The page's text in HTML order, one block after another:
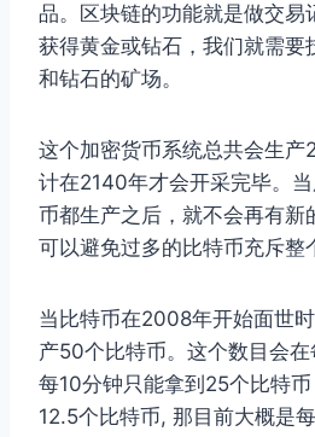
品。区块链的功能就是做交易
获得黄金或钻石，我们就需要
和钻石的矿场。
这个加密货币系统总共会生产
计在2140年才会开采完毕。
币都生产之后，就不会再有新
可以避免过多的比特币充斥整
当比特币在2008年开始面世
产50个比特币。这个数目会
每10分钟只能拿到25个比特
12.5个比特币, 那目前大概是